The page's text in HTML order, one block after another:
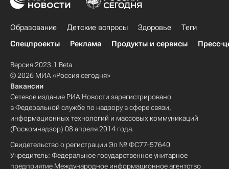
Образование Детские вопросы Здоровье
Теги
Спецпроекты
Реклама Продукты и сервисы Пресс-
Версия 2023.1 Beta
© 2026 МИА «Россия сегодня»
Вакансии
Сетевое издание РИА Новости зарегистрировано
в Федеральной службе по надзору в сфере связи,
информационных технологий и массовых коммуникаций
(Роскомнадзор) 08 апреля 2014 года.
Свидетельство о регистрации Эл № ФС77-57640
Учредитель: Федеральное государственное унитарное
предприятие Международное информационное агентство